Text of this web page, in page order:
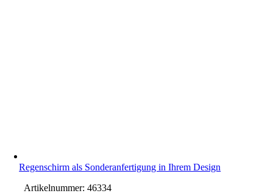
Regenschirm als Sonderanfertigung in Ihrem Design
Artikelnummer:46334